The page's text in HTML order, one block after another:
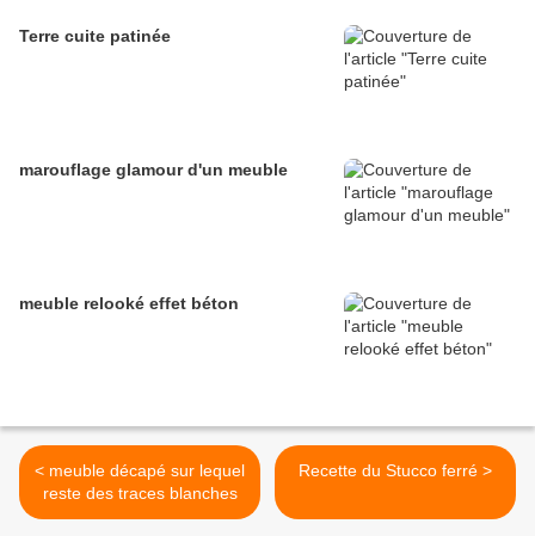
Terre cuite patinée
marouflage glamour d'un meuble
meuble relooké effet béton
< meuble décapé sur lequel
reste des traces blanches
Recette du Stucco ferré >